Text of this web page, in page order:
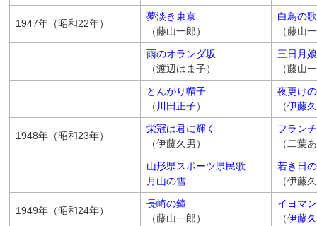
1947年（昭和22年）
夢淡き東京
（藤山一郎）
白鳥の歌
（藤山
雨のオランダ坂
（渡辺はま子）
三日月娘
（藤山
とんがり帽子
（ 川田正子）
夜更け
（伊藤
1948年（昭和23年）
栄冠は君に輝く
（伊藤久男）
フラン
（二葉
山形県スポーツ県民歌
月山の雪
若き日
（伊藤
1949年（昭和24年）
長崎の鐘
（藤山一郎）
イヨマ
（伊藤